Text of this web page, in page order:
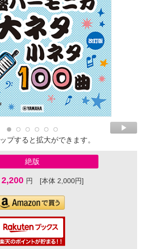
プすると拡大ができます。
絶版
2,200 円 [本体 2,000円]